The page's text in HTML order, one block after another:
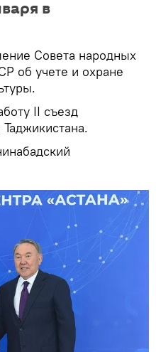
в
Совета народных
об учете и охране
II съезд